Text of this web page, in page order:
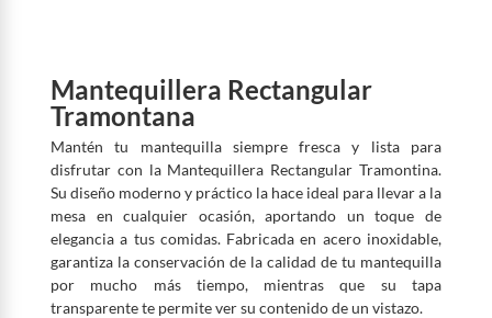
Mantequillera Rectangular
Tramontana
Mantén tu mantequilla siempre fresca y lista para
disfrutar con la Mantequillera Rectangular Tramontina.
Su diseño moderno y práctico la hace ideal para llevar a la
mesa en cualquier ocasión, aportando un toque de
elegancia a tus comidas. Fabricada en acero inoxidable,
garantiza la conservación de la calidad de tu mantequilla
por mucho más tiempo, mientras que su tapa
transparente te permite ver su contenido de un vistazo.